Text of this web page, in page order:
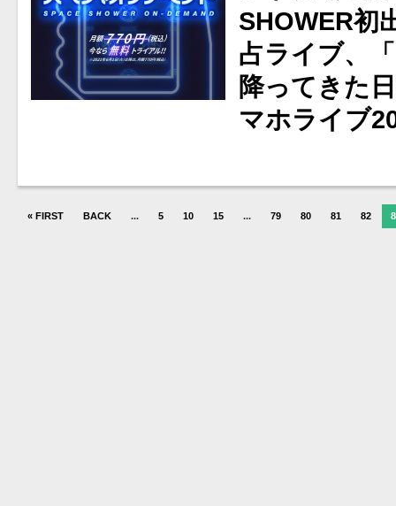
SHOWER初
占ライブ、
降ってきた
マホライブ
« FIRST BACK ... 5 10 15 ... 79 80 81 82